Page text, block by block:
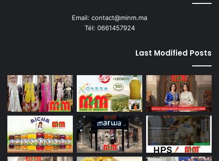
Email: contact@minm.ma
Tél: 0661457924
Last Modified Posts